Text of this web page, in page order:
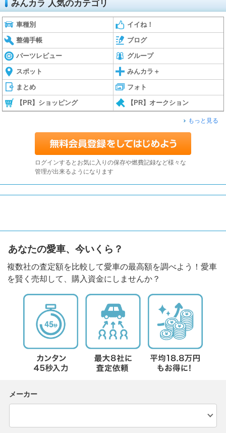
みんカラ 人気のカテゴリ
車種別 イイね！
整備手帳 ブログ
パーツレビュー グループ
スポット みんカラ＋
まとめ フォト
【PR】ショッピング 【PR】オークション
もっと見る
ログインするとお気に入りの保存や燃費記録など様々な
管理が出来るようになります
あなたの愛車、今いくら？
複数社の査定額を比較して愛車の最高額を調べよう！愛車
を賢く売却して、購入資金にしませんか？
メーカー